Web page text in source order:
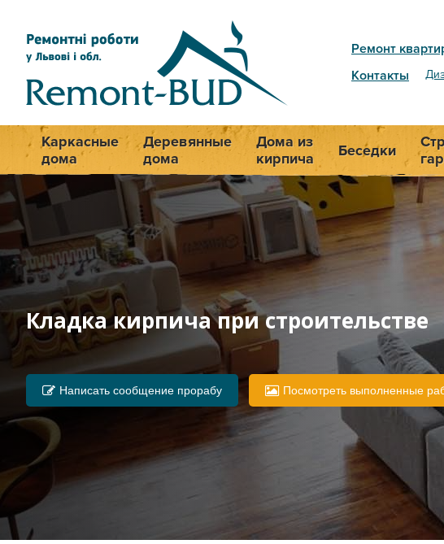
Ремонт
Контакты
Каркасные
дома
Деревянные
дома
Дома из
кирпича
Беседки
Кладка кирпича при строительстве
Написать сообщение прорабу Посмотреть выполненные